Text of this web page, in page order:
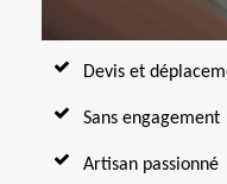
Devis et
Sans engagement
Artisan passionné